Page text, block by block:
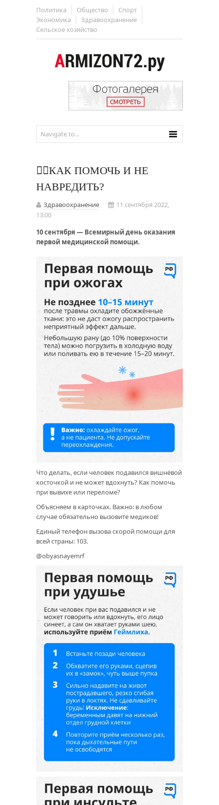
Политика Общество
Спорт
Экономика
Здравоохранение
Сельское хозяйство
👨‍⚕️КАК ПОМОЧЬ И НЕ
НАВРЕДИТЬ?
Здравоохранение
11 сентября 2022,
13:00
10 сентября — Всемирный день оказания
первой медицинской помощи.
Что делать, если человек подавился вишнёвой
косточкой и не может вдохнуть? Как помочь
при вывихе или переломе?
Объясняем в карточках. Важно: в любом
случае обязательно вызовите медиков!
Единый телефон вызова скорой помощи для
всей страны: 103.
@obyasnayemrf